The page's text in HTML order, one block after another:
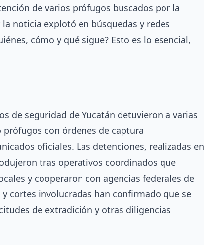
de varios prófugos buscados por la
la noticia explotó en búsquedas y redes
cómo y qué sigue? Esto es lo esencial,
de seguridad de Yucatán detuvieron a varias
con órdenes de captura
oficiales. Las detenciones, realizadas en
tras operativos coordinados que
y cooperaron con agencias federales de
y cortes involucradas han confirmado que se
de extradición y otras diligencias